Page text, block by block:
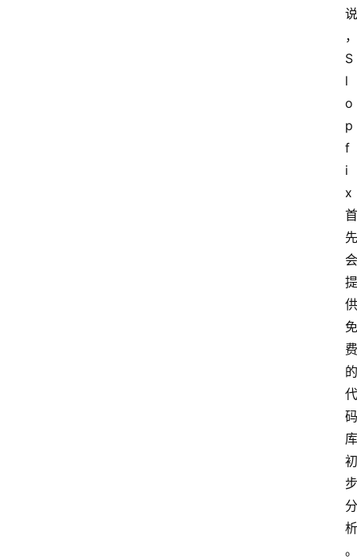
说
，
S
l
o
p
f
i
x
首
先
会
提
供
免
费
的
代
码
库
初
步
分
析
。